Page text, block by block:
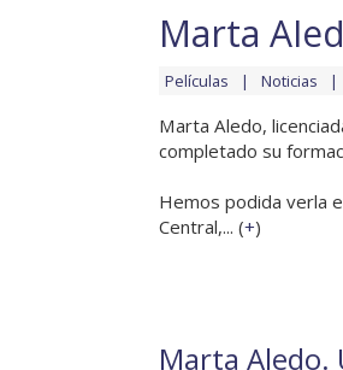
Marta
Películas Noticias
Marta Aledo,
completado su
Hemos podida verla
Central,... (+)
Marta Aledo.